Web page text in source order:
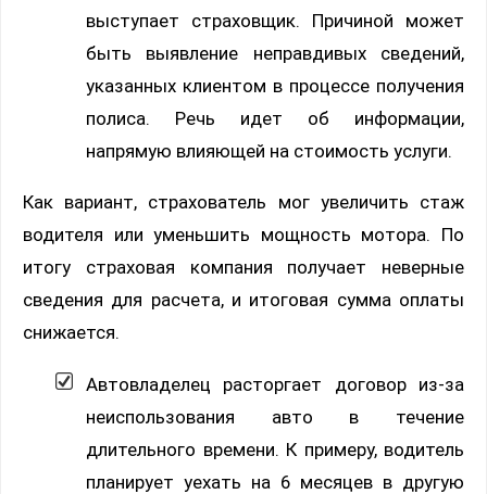
выступает страховщик. Причиной может
быть выявление неправдивых сведений,
указанных клиентом в процессе получения
полиса. Речь идет об информации,
напрямую влияющей на стоимость услуги.
Как вариант, страхователь мог увеличить стаж
водителя или уменьшить мощность мотора. По
итогу страховая компания получает неверные
сведения для расчета, и итоговая сумма оплаты
снижается.
Автовладелец расторгает договор из-за
неиспользования авто в течение
длительного времени. К примеру, водитель
планирует уехать на 6 месяцев в другую